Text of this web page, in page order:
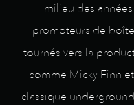
milieu des
promoteurs de
tournés vers la
comme Micky Finn
classique